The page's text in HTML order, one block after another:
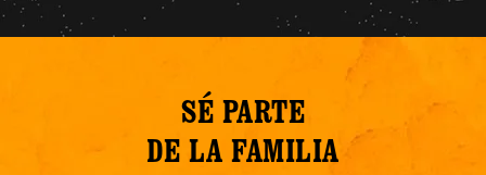
SÉ PARTE
DE LA FAMILIA